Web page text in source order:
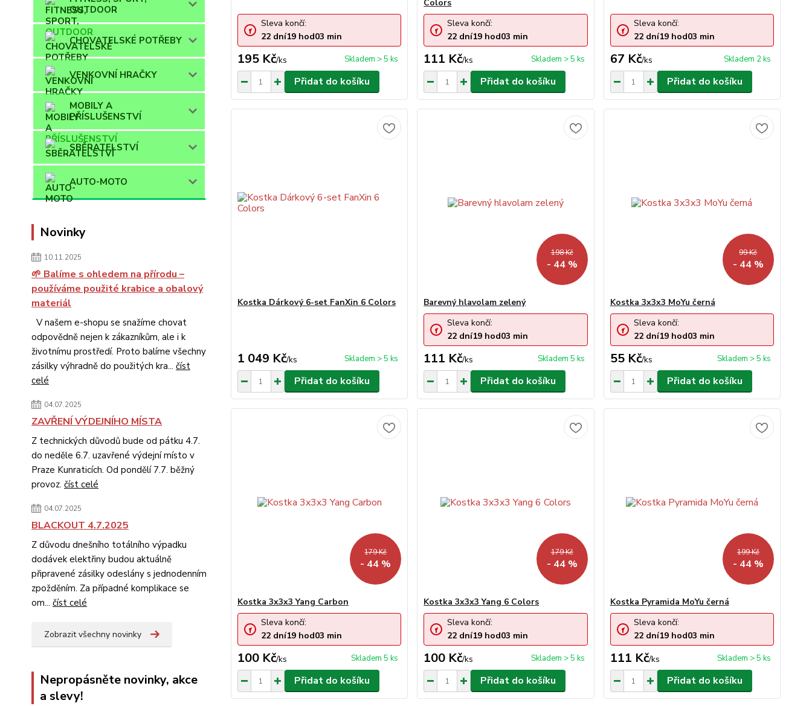
OUTDOOR
CHOVATELSKÉ POTŘEBY
VENKOVNÍ HRAČKY
MOBILY A
PŘÍSLUŠENSTVÍ
SBĚRATELSTVÍ
AUTO-MOTO
Novinky
10.11.2025
🌱 Balíme s ohledem na přírodu –
používáme použité krabice a obalový
materiál
V našem e-shopu se snažíme chovat
odpovědně nejen k zákazníkům, ale i k
životnímu prostředí. Proto balíme všechny
zásilky výhradně do použitých kra... číst
celé
04.07.2025
ZAVŘENÍ VÝDEJNÍHO MÍSTA
Z technických důvodů bude od pátku 4.7.
do neděle 6.7. uzavřené výdejní místo v
Praze Kunraticích. Od pondělí 7.7. běžný
provoz. číst celé
04.07.2025
BLACKOUT 4.7.2025
Z důvodu dnešního totálního výpadku
dodávek elektřiny budou aktuálně
připravené zásilky odeslány s jednodenním
zpožděním. Za případné komplikace se
om... číst celé
Zobrazit všechny novinky
Nepropásněte novinky, akce
a slevy!
195 Kč/ks Skladem > 5 ks
Sleva končí:
22 dní19hod03 min
Přidat do košíku
Colors
111 Kč/ks Skladem > 5 ks
Sleva končí:
22 dní19 hod03 min
Přidat do košíku
67 Kč/ks Skladem 2 ks
Sleva končí:
22 dní19hod03 min
Přidat do košíku
Kostka Dárkový 6-set FanXin 6 Colors
1 049 Kč/ks Skladem > 5 ks
Přidat do košíku
198 Kč
- 44 %
Barevný hlavolam zelený
111 Kč/ks Skladem 5 ks
Sleva končí:
22 dní19 hod03 min
Přidat do košíku
99 Kč
- 44 %
Kostka 3x3x3 MoYu černá
55 Kč/ks Skladem > 5 ks
Sleva končí:
22 dní19hod03 min
Přidat do košíku
179 Kč
- 44 %
Kostka 3x3x3 Yang Carbon
100 Kč/ks Skladem 5 ks
Sleva končí:
22 dní19hod03 min
Přidat do košíku
179 Kč
- 44 %
Kostka 3x3x3 Yang 6 Colors
100 Kč/ks Skladem > 5 ks
Sleva končí:
22 dní19 hod03 min
Přidat do košíku
199 Kč
- 44 %
Kostka Pyramida MoYu černá
111 Kč/ks Skladem > 5 ks
Sleva končí:
22 dní19hod03 min
Přidat do košíku